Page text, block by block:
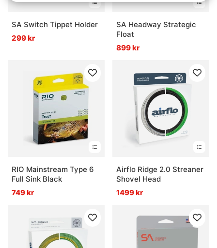
SA Switch Tippet Holder
299 kr
SA Headway Strategic
Float
899 kr
RIO Mainstream Type 6
Full Sink Black
749 kr
Airflo Ridge 2.0 Streaner
Shovel Head
1499 kr